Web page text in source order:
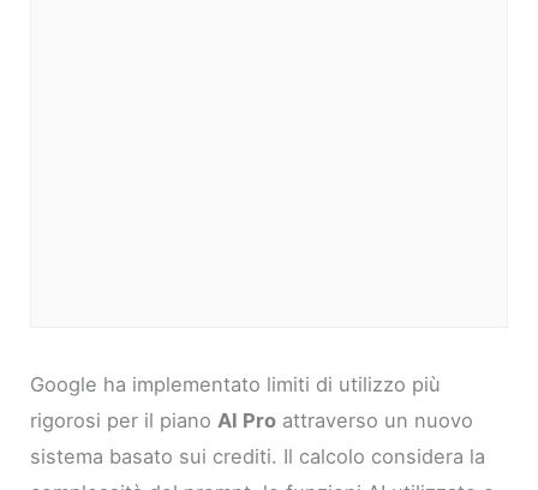
Google ha implementato limiti di utilizzo più
rigorosi per il pianoAI Pro attraverso un nuovo
sistema basato sui crediti. Il calcolo considera la